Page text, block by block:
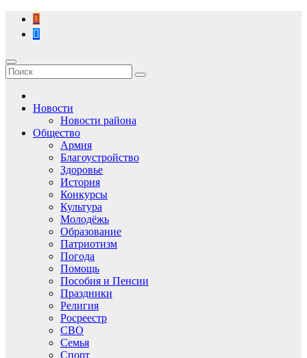
Перейти
содержимому
Новости
Новости района
Общество
Армия
Благоустройство
Здоровье
История
Конкурсы
Культура
Молодёжь
Образование
Патриотизм
Погода
Помощь
Пособия и Пенсии
Праздники
Религия
Росреестр
СВО
Семья
Спорт